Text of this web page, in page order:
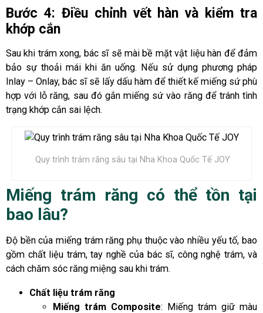
Bước 4: Điều chỉnh vết hàn và kiểm tra
khớp cắn
Sau khi trám xong, bác sĩ sẽ mài bề mặt vật liệu hàn để đảm
bảo sự thoải mái khi ăn uống. Nếu sử dụng phương pháp
Inlay – Onlay, bác sĩ sẽ lấy dấu hàm để thiết kế miếng sứ phù
hợp với lỗ răng, sau đó gắn miếng sứ vào răng để tránh tình
trạng khớp cắn sai lệch.
Quy trình trám răng sâu tại Nha Khoa Quốc Tế JOY
Miếng trám răng có thể tồn tại
bao lâu?
Độ bền của miếng trám răng phụ thuộc vào nhiều yếu tố, bao
gồm chất liệu trám, tay nghề của bác sĩ, công nghệ trám, và
cách chăm sóc răng miệng sau khi trám.
Chất liệu trám răng
Miếng trám Composite: Miếng trám giữ màu